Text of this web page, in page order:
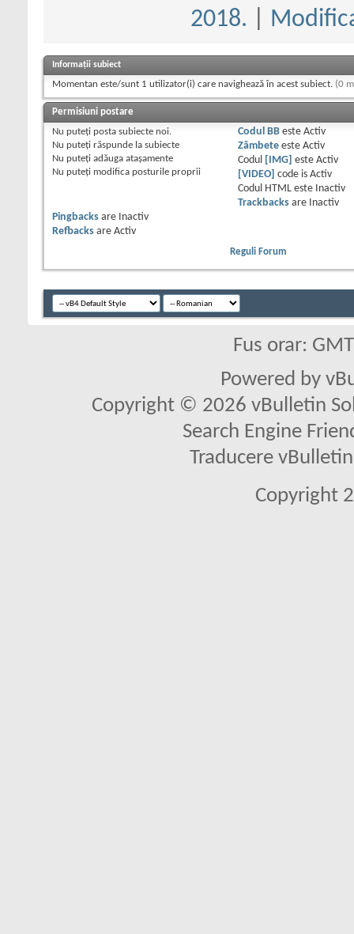
2018.
Informații subiect
Momentan este/sunt 1 utilizator(i) care navighează în acest subiect. (0
Permisiuni postare
Nu puteţi posta subiecte noi.
Nu puteţi răspunde la subiecte
Nu puteţi adăuga ataşamente
Nu puteţi modifica posturile proprii
Codul BBeste Activ
Zâmbeteeste Activ
Codul
[IMG] este Activ
[VIDEO] code is Activ
Codul HTML este
Inactiv
Trackbacksare
Inactiv
Pingbacks are
Inactiv
Refbacks are Activ
Reguli Forum
Fus orar:
Powered by
Copyright © 2026 vBulletin
Search Engine
Traducere
Copyright